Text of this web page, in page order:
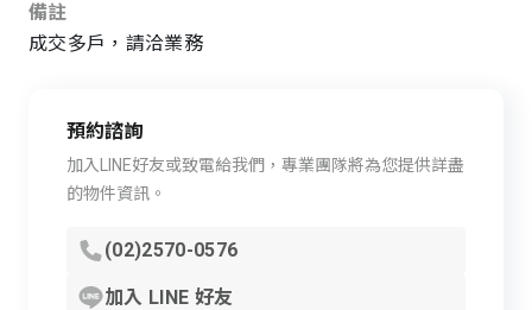
備註
成交多戶，請洽業務
預約諮詢
加入LINE好友或致電給我們，專業團隊將為您提供詳盡
的物件資訊。
(02)2570-0576
加入 LINE 好友